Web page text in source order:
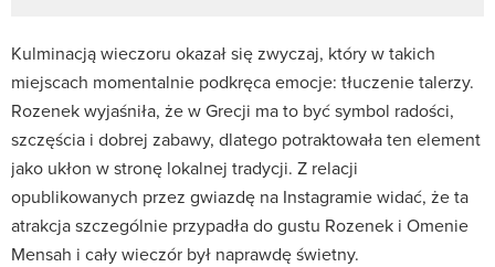
Kulminacją wieczoru okazał się zwyczaj, który w takich
miejscach momentalnie podkręca emocje: tłuczenie talerzy.
Rozenek wyjaśniła, że w Grecji ma to być symbol radości,
szczęścia i dobrej zabawy, dlatego potraktowała ten element
jako ukłon w stronę lokalnej tradycji. Z relacji
opublikowanych przez gwiazdę na Instagramie widać, że ta
atrakcja szczególnie przypadła do gustu Rozenek i Omenie
Mensah i cały wieczór był naprawdę świetny.